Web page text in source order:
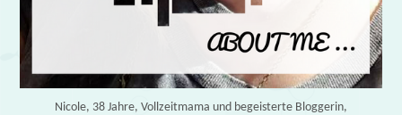
Nicole, 38 Jahre, Vollzeitmama und begeisterte Bloggerin,